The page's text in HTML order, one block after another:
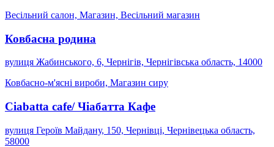
Весільний салон, Магазин, Весільний магазин
Ковбасна родина
вулиця Жабинського, 6, Чернігів, Чернігівська область, 14000
Ковбасно-м'ясні вироби, Магазин сиру
Ciabatta cafe/ Чіабатта Кафе
вулиця Героїв Майдану, 150, Чернівці, Чернівецька область,
58000